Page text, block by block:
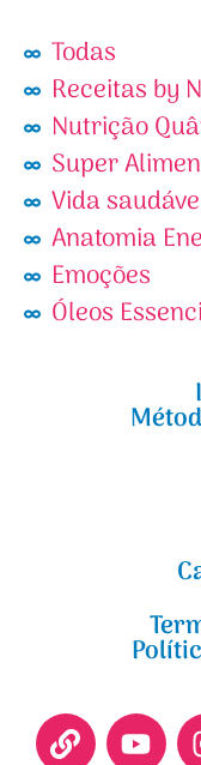
Todas
Receitas by
Nutrição
Super
Vida
Anatomia
Emoções
Óleos